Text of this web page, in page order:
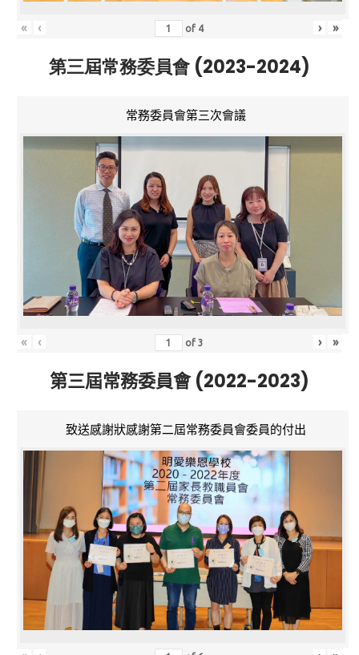
« ‹ of 4 › »
第三屆常務委員會 (2023-2024)
常務委員會第三次會議
« ‹ of3 › »
第三屆常務委員會 (2022-2023)
致送感謝狀感謝第二屆常務委員會委員的付出